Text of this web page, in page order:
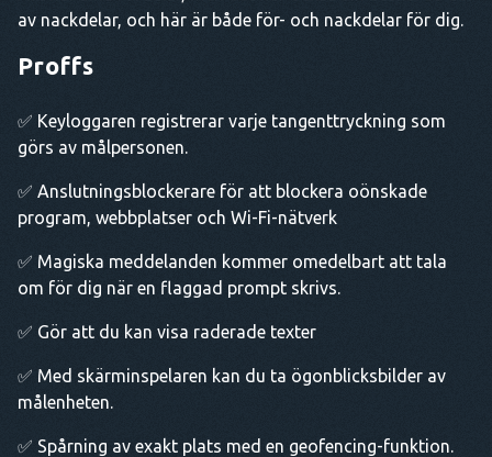
av nackdelar, och här är både för- och nackdelar för dig.
Proffs
✅ Keyloggaren registrerar varje tangenttryckning som
görs av målpersonen.
✅ Anslutningsblockerare för att blockera oönskade
program, webbplatser och Wi-Fi-nätverk
✅ Magiska meddelanden kommer omedelbart att tala
om för dig när en flaggad prompt skrivs.
✅ Gör att du kan visa raderade texter
✅ Med skärminspelaren kan du ta ögonblicksbilder av
målenheten.
✅ Spårning av exakt plats med en geofencing-funktion.